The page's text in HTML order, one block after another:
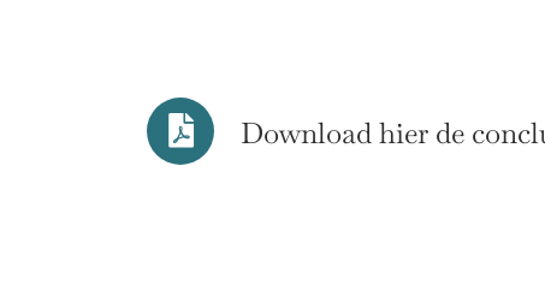
Download hier de